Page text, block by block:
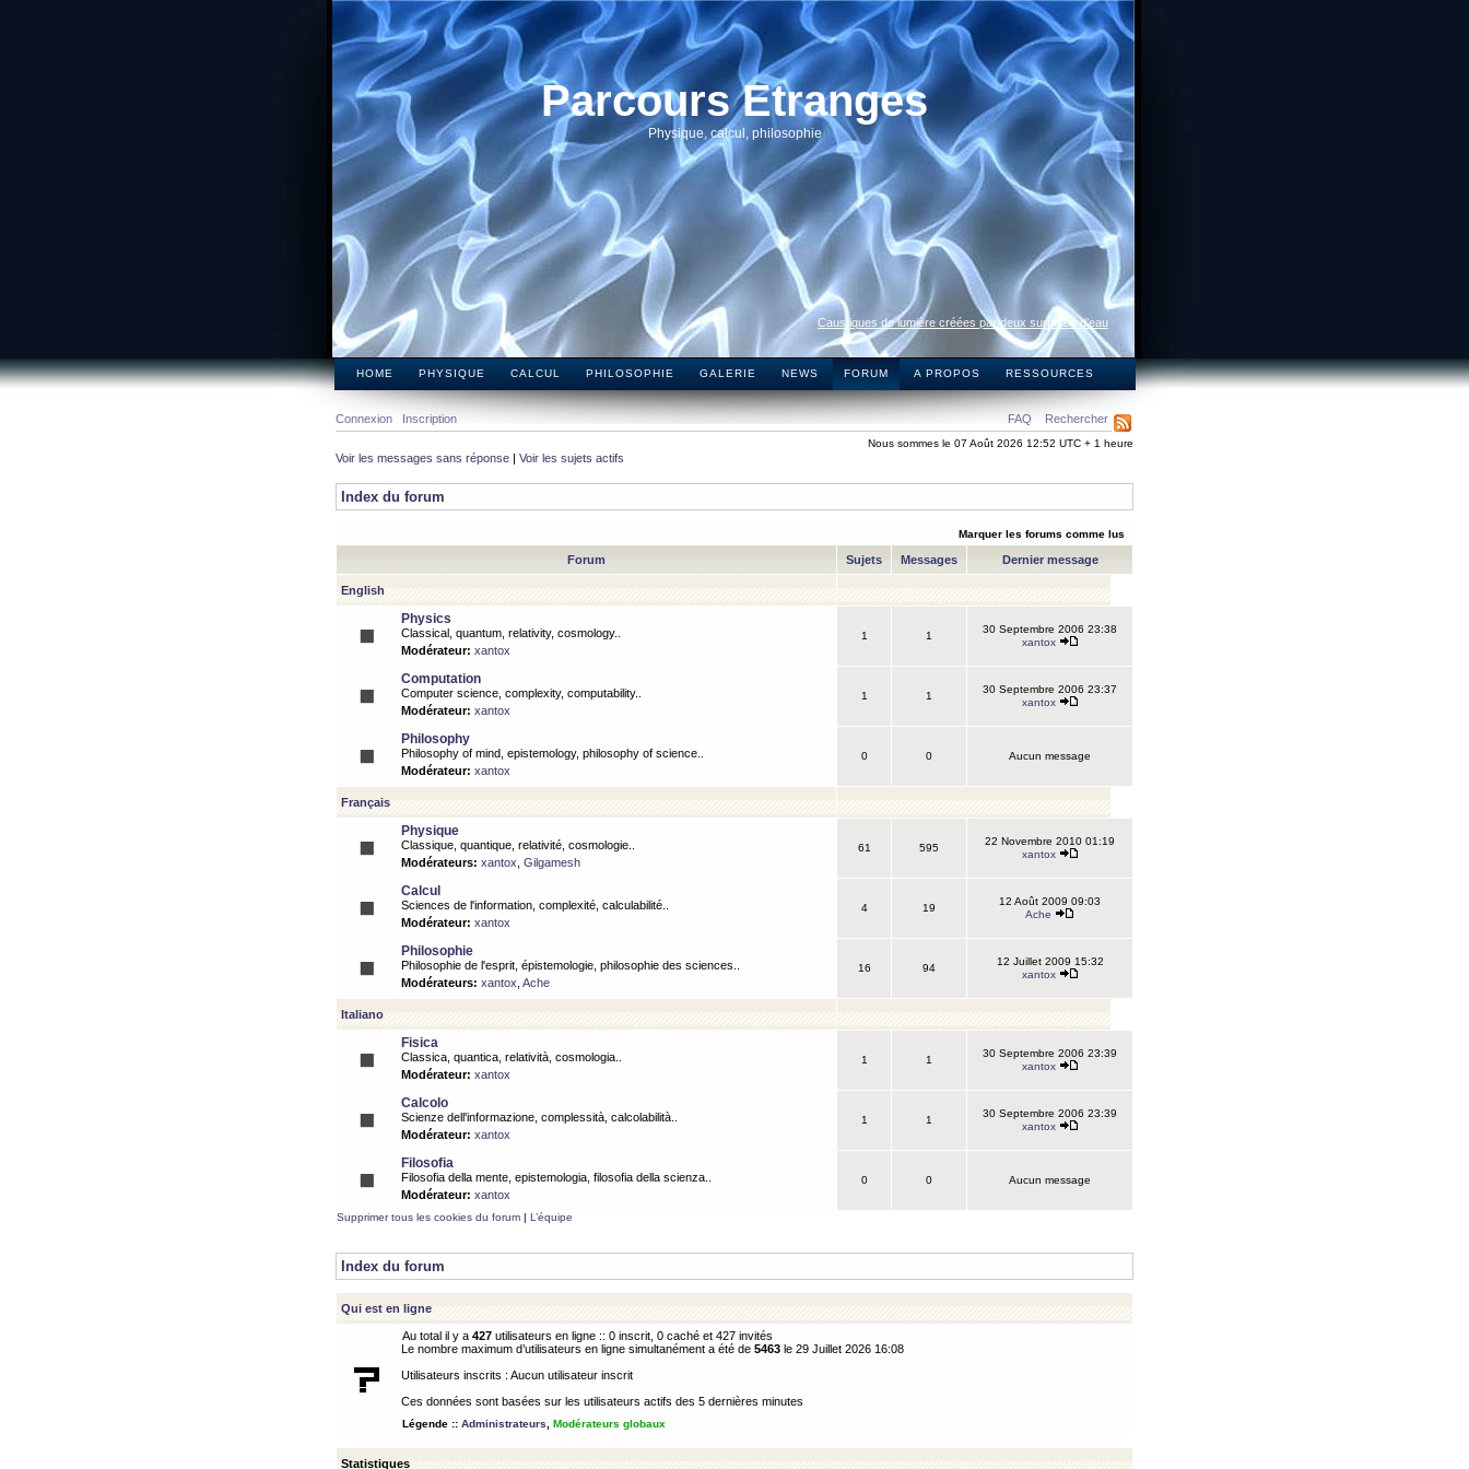
Parcours Etranges
Physique, calcul, philosophie
Caustiques de lumière créées par deux surfaces d’eau
HOME PHYSIQUE CALCUL PHILOSOPHIE GALERIE NEWS FORUM A PROPOS RESSOURCES
FAQ Rechercher
Connexion Inscription
Nous sommes le 07 Août 2026 12:52 UTC + 1 heure
Voir les messages sans réponse | Voir les sujets actifs
Index du forum
Marquer les forums comme lus
Forum Sujets Messages Dernier message
English
Physics
Classical, quantum, relativity, cosmology..
Modérateur: xantox
1 1
30 Septembre 2006 23:38
xantox
Computation
Computer science, complexity, computability..
Modérateur: xantox
1 1
30 Septembre 2006 23:37
xantox
Philosophy
Philosophy of mind, epistemology, philosophy of science..
Modérateur: xantox
0 0 Aucun message
Français
Physique
Classique, quantique, relativité, cosmologie..
Modérateurs: xantox Gilgamesh
61 595
22 Novembre 2010 01:19
xantox
Calcul
Sciences de l'information, complexité, calculabilité..
Modérateur: xantox
4 19
12 Août 2009 09:03
Ache
Philosophie
Philosophie de l'esprit, épistemologie, philosophie des sciences..
Modérateurs: xantox Ache
16 94
12 Juillet 2009 15:32
xantox
Italiano
Fisica
Classica, quantica, relatività, cosmologia..
Modérateur: xantox
1 1
30 Septembre 2006 23:39
xantox
Calcolo
Scienze dell'informazione, complessità, calcolabilità..
Modérateur: xantox
1 1
30 Septembre 2006 23:39
xantox
Filosofia
Filosofia della mente, epistemologia, filosofia della scienza..
Modérateur: xantox
0 0 Aucun message
Supprimer tous les cookies du forum | L’équipe
Index du forum
Qui est en ligne
Au total il y a 427 utilisateurs en ligne :: 0 inscrit, 0 caché et 427 invités
Le nombre maximum d’utilisateurs en ligne simultanément a été de 5463 le 29 Juillet 2026 16:08
Utilisateurs inscrits : Aucun utilisateur inscrit
Ces données sont basées sur les utilisateurs actifs des 5 dernières minutes
Légende :: Administrateurs Modérateurs globaux
Statistiques